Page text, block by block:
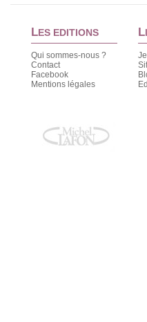
LES EDITIONS
Qui sommes-nous ?
Contact
Facebook
Mentions légales
L